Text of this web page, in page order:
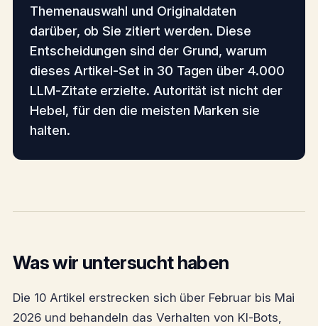
Themenauswahl und Originaldaten
darüber, ob Sie zitiert werden. Diese
Entscheidungen sind der Grund, warum
dieses Artikel-Set in 30 Tagen über 4.000
LLM-Zitate erzielte. Autorität ist nicht der
Hebel, für den die meisten Marken sie
halten.
Was wir untersucht haben
Die 10 Artikel erstrecken sich über Februar bis Mai
2026 und behandeln das Verhalten von KI-Bots,